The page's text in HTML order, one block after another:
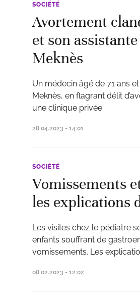
SOCIÉTÉ
Avortement
et son
Meknès
Un médecin âgé de 71 ans
Meknès, en flagrant délit
une clinique privée.
28.04.2023 - 14:01
SOCIÉTÉ
Vomissements
les explications
Les visites chez le pédiatre
enfants souffrant de
vomissements. Les
08.02.2023 - 12:02